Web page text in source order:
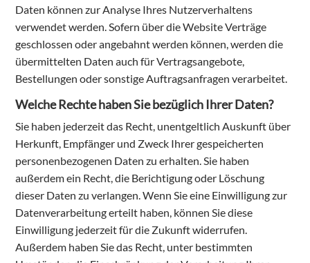
Daten können zur Analyse Ihres Nutzerverhaltens
verwendet werden. Sofern über die Website Verträge
geschlossen oder angebahnt werden können, werden die
übermittelten Daten auch für Vertragsangebote,
Bestellungen oder sonstige Auftragsanfragen verarbeitet.
Welche Rechte haben Sie bezüglich Ihrer Daten?
Sie haben jederzeit das Recht, unentgeltlich Auskunft über
Herkunft, Empfänger und Zweck Ihrer gespeicherten
personenbezogenen Daten zu erhalten. Sie haben
außerdem ein Recht, die Berichtigung oder Löschung
dieser Daten zu verlangen. Wenn Sie eine Einwilligung zur
Datenverarbeitung erteilt haben, können Sie diese
Einwilligung jederzeit für die Zukunft widerrufen.
Außerdem haben Sie das Recht, unter bestimmten